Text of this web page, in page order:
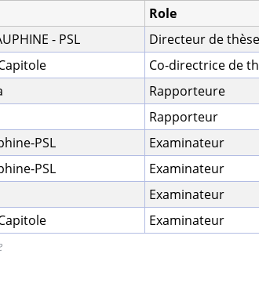
Role
- PSL
Directeur de thèse
Co-directrice de
Rapporteure
Rapporteur
PSL
Examinateur
PSL
Examinateur
Examinateur
Examinateur